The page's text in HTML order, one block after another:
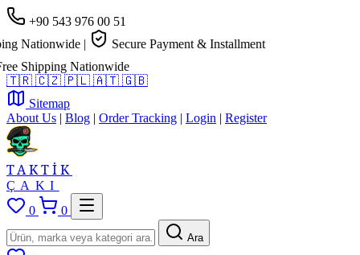
+90 543 976 00 51
Nationwide |
Secure Payment & Installment
Shipping Nationwide
🇹🇷 🇨🇿 🇵🇱 🇦🇹 🇬🇧
Sitemap
About Us | Blog | Order Tracking | Login | Register
TAKTİK
ÇAKI
0
0
Ara